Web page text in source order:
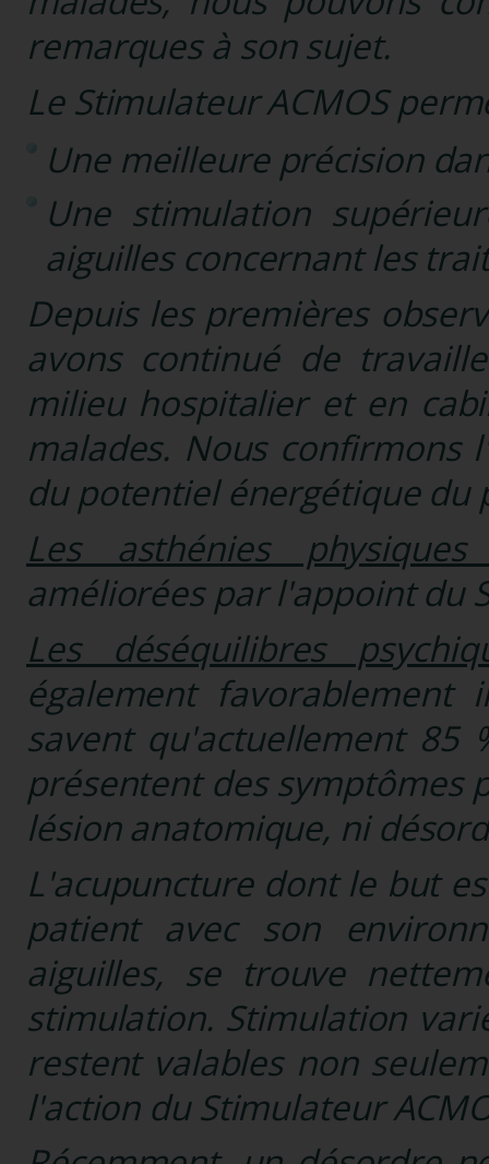
remarques à son sujet.
Le Stimulateur ACMOS
Une meilleure précision
Une stimulation
aiguilles concernant les
Depuis les premières
avons continué de
milieu hospitalier et en
malades. Nous confirmons
du potentiel énergé­tique du
Les asthénies
améliorées par l'appoint du
Les déséquilibres
également favorablement
savent qu'actuellement 85
présentent des symptômes
lésion anatomique, ni
L'acupuncture dont le but
patient avec son
aiguilles, se trouve
stimulation. Stimulation
restent valables non
l'action du Stimulateur